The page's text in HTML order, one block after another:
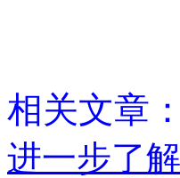
相关文章：
进一步了